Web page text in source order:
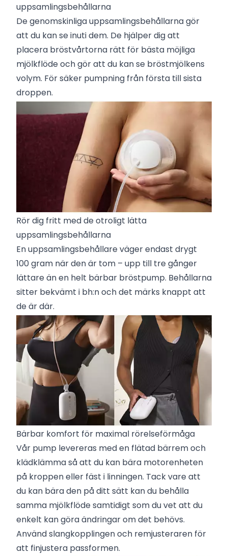
uppsamlingsbehållarna
De genomskinliga uppsamlingsbehållarna gör
att du kan se inuti dem. De hjälper dig att
placera bröstvårtorna rätt för bästa möjliga
mjölkflöde och gör att du kan se bröstmjölkens
volym. För säker pumpning från första till sista
droppen.
Rör dig fritt med de otroligt lätta
uppsamlingsbehållarna
En uppsamlingsbehållare väger endast drygt
100 gram när den är tom – upp till tre gånger
lättare än en helt bärbar bröstpump. Behållarna
sitter bekvämt i bh:n och det märks knappt att
de är där.
Bärbar komfort för maximal rörelseförmåga
Vår pump levereras med en flätad bärrem och
klädklämma så att du kan bära motorenheten
på kroppen eller fäst i linningen. Tack vare att
du kan bära den på ditt sätt kan du behålla
samma mjölkflöde samtidigt som du vet att du
enkelt kan göra ändringar om det behövs.
Använd slangkopplingen och remjusteraren för
att finjustera passformen.